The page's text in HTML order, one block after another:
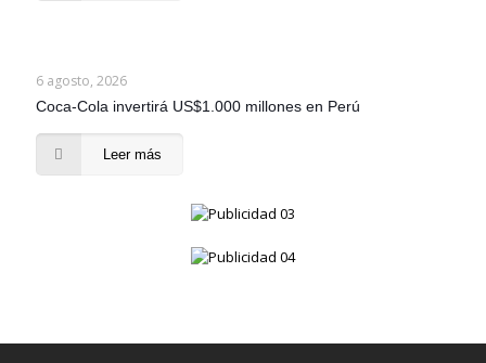
6 agosto, 2026
Coca-Cola invertirá US$1.000 millones en Perú
Leer más